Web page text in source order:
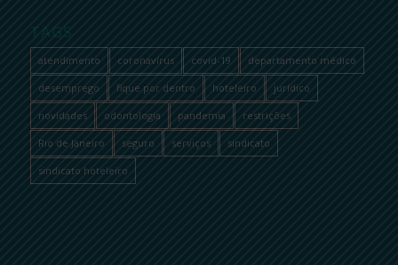
TAGS
atendimento coronavírus covid-19 departamento médico
desemprego fique por dentro hoteleiro jurídico
novidades odontologia pandemia restrições
Rio de Janeiro seguro serviços sindicato
sindicato hoteleiro